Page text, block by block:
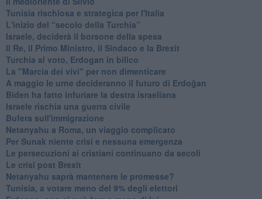
Tunisia rischiosa e strategica per l'Italia
L'inizio del “secolo della Turchia”
Israele, deciderà il borsone della spesa
Il Re, il Primo Ministro, il Sindaco e la Brexit
Turchia al voto, Erdogan in bilico
La "Marcia dei vivi" per non dimenticare
A maggio le urne decideranno il futuro di Erdoğan
Biden ha fatto infuriare la destra israeliana
Israele rischia una guerra civile
Bufera sull'immigrazione
Netanyahu a Roma, un viaggio complicato
Per Sunak niente crisi e nessuna emergenza
Le persecuzioni ai cristiani continuano da secoli
Le crisi post Brexit
Netanyahu saprà mantenere le promesse?
Tunisia, a votare meno del 9% degli elettori